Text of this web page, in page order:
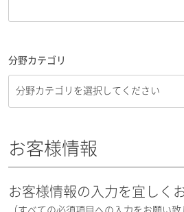
分野カテゴリ
お客様情報
お客様情報の入力を宜しく
（すべての必須項目への入力をお願い致